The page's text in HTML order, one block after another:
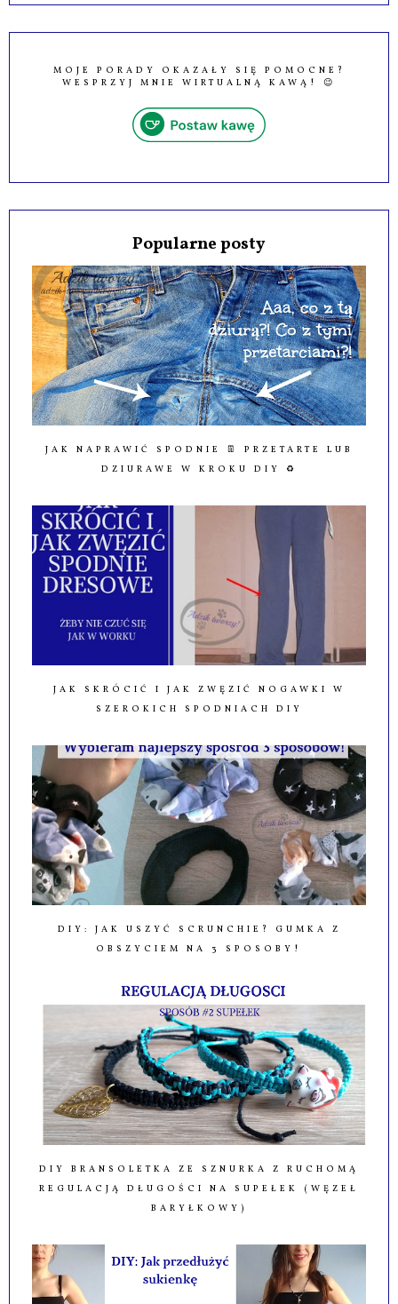
MOJE PORADY OKAZAŁY SIĘ POMOCNE?
WESPRZYJ MNIE WIRTUALNĄ KAWĄ! 😉
Popularne posty
JAK NAPRAWIĆ SPODNIE 👖 PRZETARTE LUB
DZIURAWE W KROKU DIY ♻️
JAK SKRÓCIĆ I JAK ZWĘZIĆ NOGAWKI W
SZEROKICH SPODNIACH DIY
DIY: JAK USZYĆ SCRUNCHIE? GUMKA Z
OBSZYCIEM NA 3 SPOSOBY!
DIY BRANSOLETKA ZE SZNURKA Z RUCHOMĄ
REGULACJĄ DŁUGOŚCI NA SUPEŁEK (WĘZEŁ
BARYŁKOWY)